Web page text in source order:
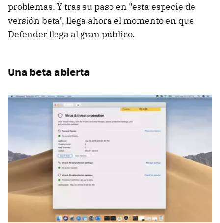
problemas. Y tras su paso en "esta especie de
versión beta", llega ahora el momento en que
Defender llega al gran público.
Una beta abierta